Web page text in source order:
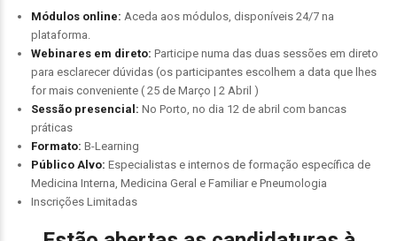
Módulos online: Aceda aos módulos, disponíveis 24/7 na
plataforma.
Webinares em direto: Participe numa das duas sessões em direto
para esclarecer dúvidas (os participantes escolhem a data que lhes
for mais conveniente ( 25 de Março | 2 Abril )
Sessão presencial: No Porto, no dia 12 de abril com bancas
práticas
Formato: B-Learning
Público Alvo: Especialistas e internos de formação específica de
Medicina Interna, Medicina Geral e Familiar e Pneumologia
Inscrições Limitadas